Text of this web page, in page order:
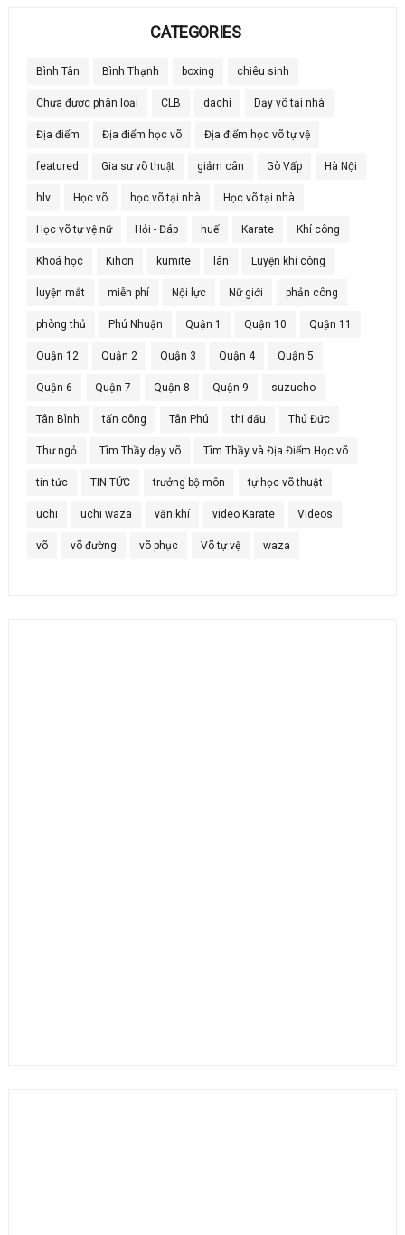
CATEGORIES
Bình Tân Bình Thạnh boxing chiêu sinh
Chưa được phân loại CLB dachi Dạy võ tại nhà
Địa điểm Địa điểm học võ Địa điểm học võ tự vệ
featured Gia sư võ thuật giảm cân Gò Vấp Hà Nội
hlv Học võ học võ tại nhà Học võ tại nhà
Học võ tự vệ nữ Hỏi - Đáp huế Karate Khí công
Khoá học Kihon kumite lân Luyện khí công
luyện mắt miễn phí Nội lực Nữ giới phản công
phòng thủ Phú Nhuận Quận 1 Quận 10 Quận 11
Quận 12 Quận 2 Quận 3 Quận 4 Quận 5
Quận 6 Quận 7 Quận 8 Quận 9 suzucho
Tân Bình tấn công Tân Phú thi đấu Thủ Đức
Thư ngỏ Tìm Thầy dạy võ Tìm Thầy và Địa Điểm Học võ
tin tức TIN TỨC trưởng bộ môn tự học võ thuật
uchi uchi waza vận khí video Karate Videos
võ võ đường võ phục Võ tự vệ waza